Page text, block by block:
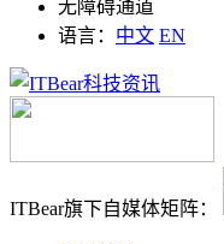
无障碍通道
语言： 中文 EN
ITBear旗下自媒体矩阵：